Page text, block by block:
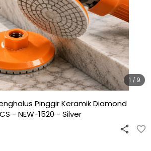
1 / 9
Pinggir Keramik Diamond
- NEW-1520 - Silver